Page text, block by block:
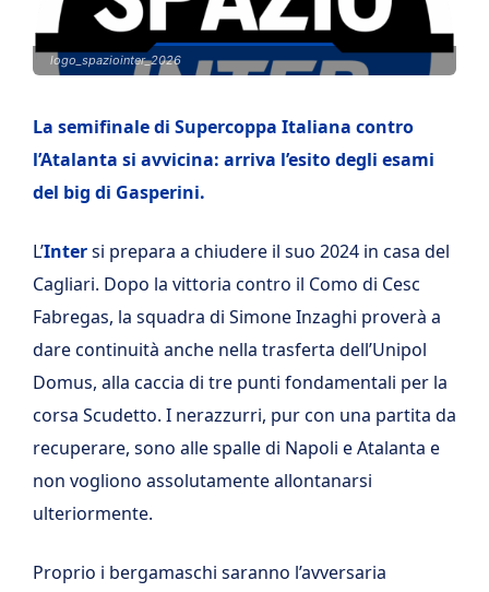
logo_spaziointer_2026
La semifinale di Supercoppa Italiana contro
l’Atalanta si avvicina: arriva l’esito degli esami
del big di Gasperini.
L’Intersi prepara a chiudere il suo 2024 in casa del
Cagliari. Dopo la vittoria contro il Como di Cesc
Fabregas, la squadra di Simone Inzaghi proverà a
dare continuità anche nella trasferta dell’Unipol
Domus, alla caccia di tre punti fondamentali per la
corsa Scudetto. I nerazzurri, pur con una partita da
recuperare, sono alle spalle di Napoli e Atalanta e
non vogliono assolutamente allontanarsi
ulteriormente.
Proprio i bergamaschi saranno l’avversaria